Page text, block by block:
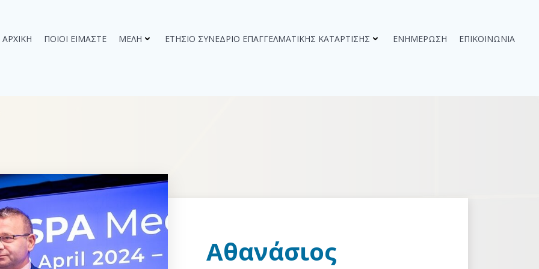
ΑΡΧΙΚΉ ΠΟΙΟΙ ΕΊΜΑΣΤΕ ΜΈΛΗ ΕΤΉΣΙΟ ΣΥΝΈΔΡΙΟ ΕΠΑΓΓΕΛΜΑΤΙΚΉΣ ΚΑΤΆΡΤΙΣΗΣ ΕΝΗΜΈΡΩΣΗ ΕΠΙΚΟΙΝΩΝΊΑ
Αθανάσιος